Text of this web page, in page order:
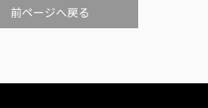
前ページへ戻る